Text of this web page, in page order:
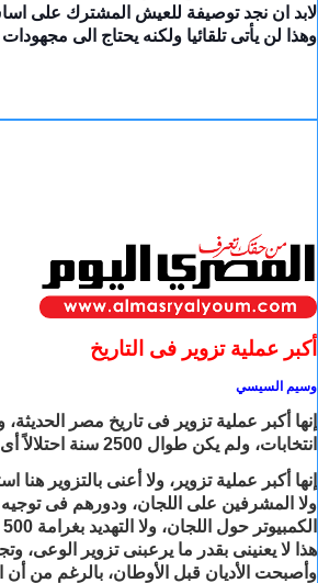
لابد ان نجد توصيفة للعيش المشترك على
وهذا لن يأتى تلقائيا ولكنه يحتاج الى
أكبر عملية تزوير فى التاريخ
وسيم السيسي
إنها أكبر عملية تزوير فى تاريخ مصر
انتخابات، ولم يكن طوال 2500 سنة احتلالاً أى انتخابات باستثناء الحكم العلوى وما بعده.
إنها أكبر عملية تزوير، ولا أعنى بالتزوير هنا
ولا المشرفين على اللجان، ودورهم فى
وأصبحت الأديان قبل الأوطان، بالرغم من